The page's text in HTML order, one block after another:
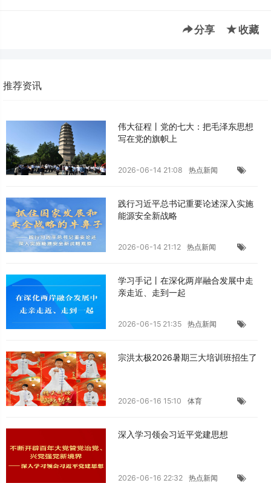
分享 收藏
推荐资讯
伟大征程丨党的七大：把毛泽东思想
写在党的旗帜上
2026-06-14 21:08 热点新闻
践行习近平总书记重要论述深入实施
能源安全新战略
2026-06-14 21:12 热点新闻
学习手记丨在深化两岸融合发展中走
亲走近、走到一起
2026-06-15 21:35 热点新闻
宗洪太极2026暑期三大培训班招生了
2026-06-16 15:10 体育
深入学习领会习近平党建思想
2026-06-16 22:32 热点新闻